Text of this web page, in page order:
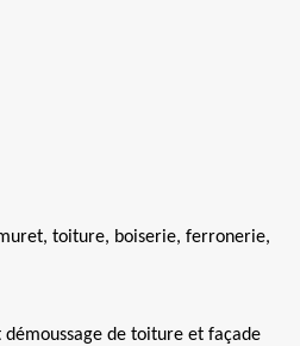
toiture, boiserie, ferronerie,
de toiture et façade